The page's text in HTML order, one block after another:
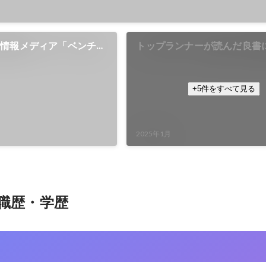
報メディア「ベンチャ トップランナーが読んだ良書
2025年1月
+5件をすべて見る
歴・学歴